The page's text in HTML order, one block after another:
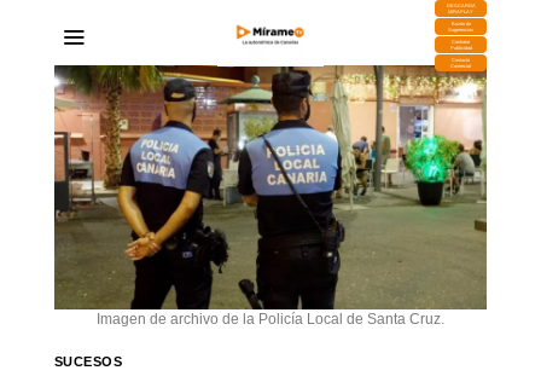
DESCARGA
MIRAPLAY
Buzón de
Sugerencias
Contratar
Publicidad
Contacto
Comercial
Imagen de archivo de la Policía Local de Santa Cruz.
SUCESOS